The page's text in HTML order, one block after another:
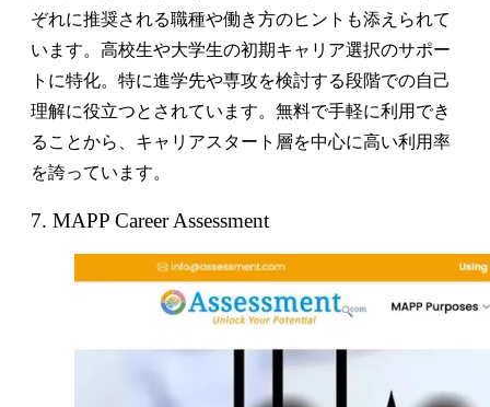
ぞれに推奨される職種や働き方のヒントも添えられて
います。高校生や大学生の初期キャリア選択のサポー
トに特化。特に進学先や専攻を検討する段階での自己
理解に役立つとされています。無料で手軽に利用でき
ることから、キャリアスタート層を中心に高い利用率
を誇っています。
7. MAPP Career Assessment